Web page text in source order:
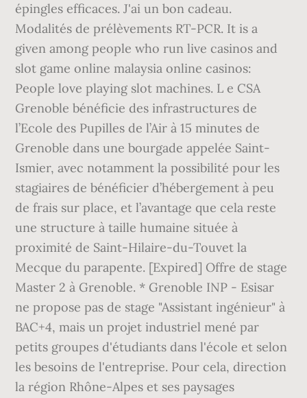
épingles efficaces. J'ai un bon cadeau.
Modalités de prélèvements RT-PCR. It is a
given among people who run live casinos and
slot game online malaysia online casinos:
People love playing slot machines. L e CSA
Grenoble bénéficie des infrastructures de
l’Ecole des Pupilles de l’Air à 15 minutes de
Grenoble dans une bourgade appelée Saint-
Ismier, avec notamment la possibilité pour les
stagiaires de bénéficier d’hébergement à peu
de frais sur place, et l’avantage que cela reste
une structure à taille humaine située à
proximité de Saint-Hilaire-du-Touvet la
Mecque du parapente. [Expired] Offre de stage
Master 2 à Grenoble. * Grenoble INP - Esisar
ne propose pas de stage "Assistant ingénieur" à
BAC+4, mais un projet industriel mené par
petits groupes d'étudiants dans l'école et selon
les besoins de l'entreprise. Pour cela, direction
la région Rhône-Alpes et ses paysages